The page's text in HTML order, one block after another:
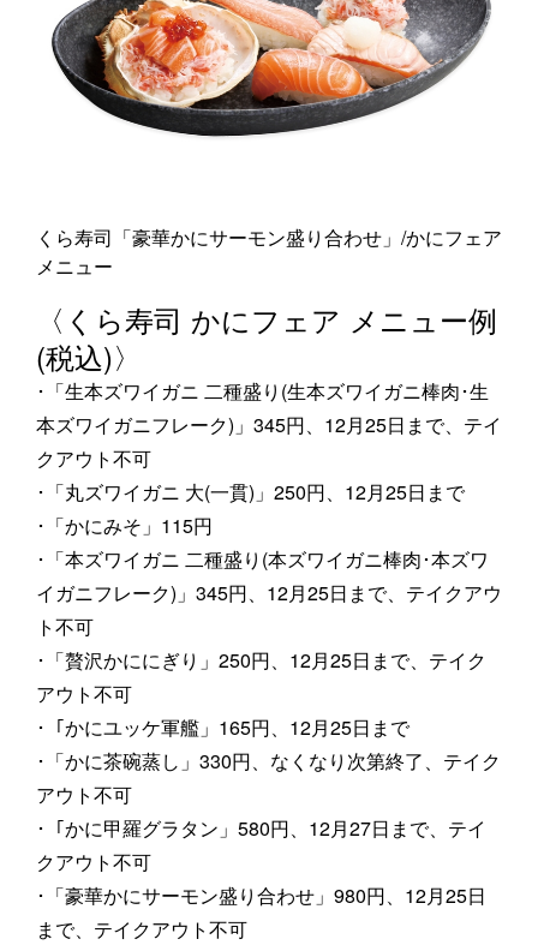
くら寿司「豪華かにサーモン盛り合わせ」/かにフェア
メニュー
〈くら寿司 かにフェア メニュー例
(税込)〉
･「生本ズワイガニ 二種盛り(生本ズワイガニ棒肉･生
本ズワイガニフレーク)」345円、12月25日まで、テイ
クアウト不可
･「丸ズワイガニ 大(一貫)」250円、12月25日まで
･「かにみそ」115円
･「本ズワイガニ 二種盛り(本ズワイガニ棒肉･本ズワ
イガニフレーク)」345円、12月25日まで、テイクアウ
ト不可
･「贅沢かににぎり」250円、12月25日まで、テイク
アウト不可
･「かにユッケ軍艦」165円、12月25日まで
･「かに茶碗蒸し」330円、なくなり次第終了、テイク
アウト不可
･「かに甲羅グラタン」580円、12月27日まで、テイ
クアウト不可
･「豪華かにサーモン盛り合わせ」980円、12月25日
まで、テイクアウト不可